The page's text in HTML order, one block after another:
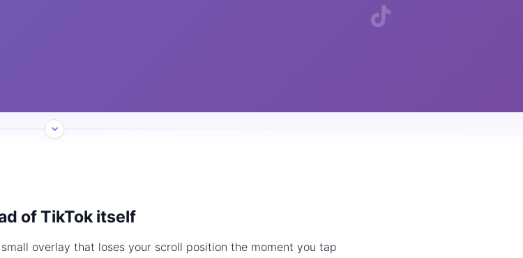
of TikTok itself
overlay that loses your scroll position the moment you tap